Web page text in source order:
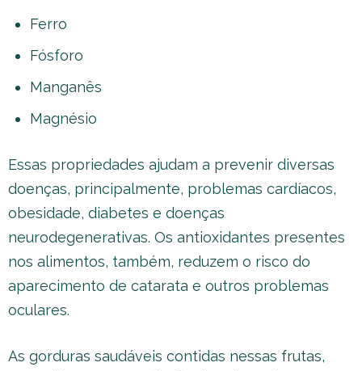
Ferro
Fósforo
Manganês
Magnésio
Essas propriedades ajudam a prevenir diversas
doenças, principalmente, problemas cardíacos,
obesidade, diabetes e doenças
neurodegenerativas. Os antioxidantes presentes
nos alimentos, também, reduzem o risco do
aparecimento de catarata e outros problemas
oculares.
As gorduras saudáveis contidas nessas frutas,